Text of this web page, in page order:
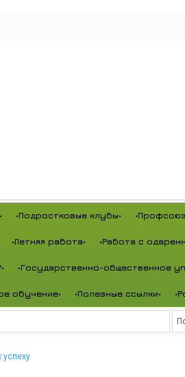
•Подростковые клубы•
•Летняя работа• •Работа с
•Государственно-общественное
обучение• •Полезные ссылки•
успеху